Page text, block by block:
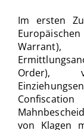
Im ersten
Order),
von Klagen